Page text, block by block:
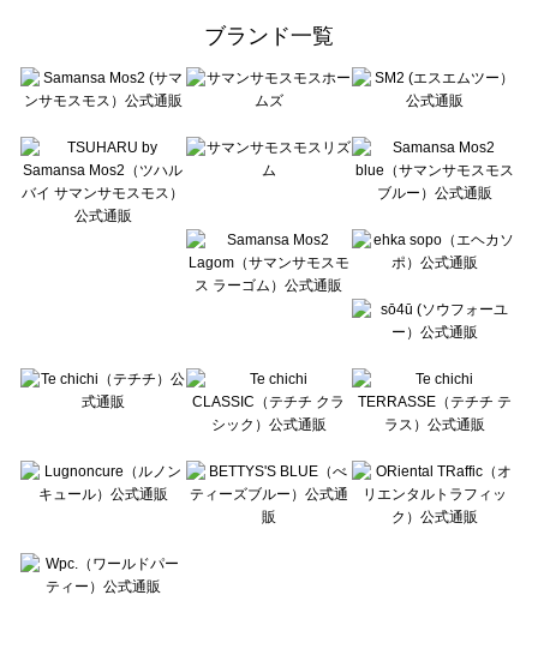
sō4ū（ソウフォーユー）のワンピース一覧
Te chichi（テチチ）のワンピース一覧
Te chichi CLASSIC（テチチ クラシック）のワンピース一覧
Lugnoncure（ルノンキュール）のワンピース一覧
BETTY'S BLUE（べティーズブルー）のワンピース一覧
Wpc.（ワールドパーティー）のワンピース一覧
ブランド一覧